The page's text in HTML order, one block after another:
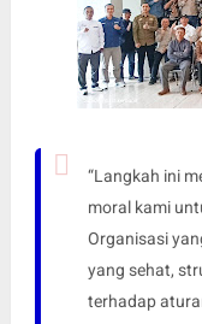
“Langkah ini
moral kami
Organisasi
yang sehat,
terhadap